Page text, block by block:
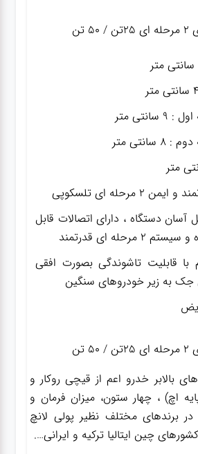
متر
متر
مرحله ای تلسکوپی
دستگاه ، دارای اتصالات قابل
ای قدرتمند
با قابلیت تاشوندگی بصورت افقی
جک به زیر خودروهای سنگین
بالابر خدرو اعم از قیچی روکار و
اچ) ، چهار ستون، میزان فرمان و
برندهای مختلف نظیر پولی لانچ
چین ایتالیا ترکیه و ایرانی….